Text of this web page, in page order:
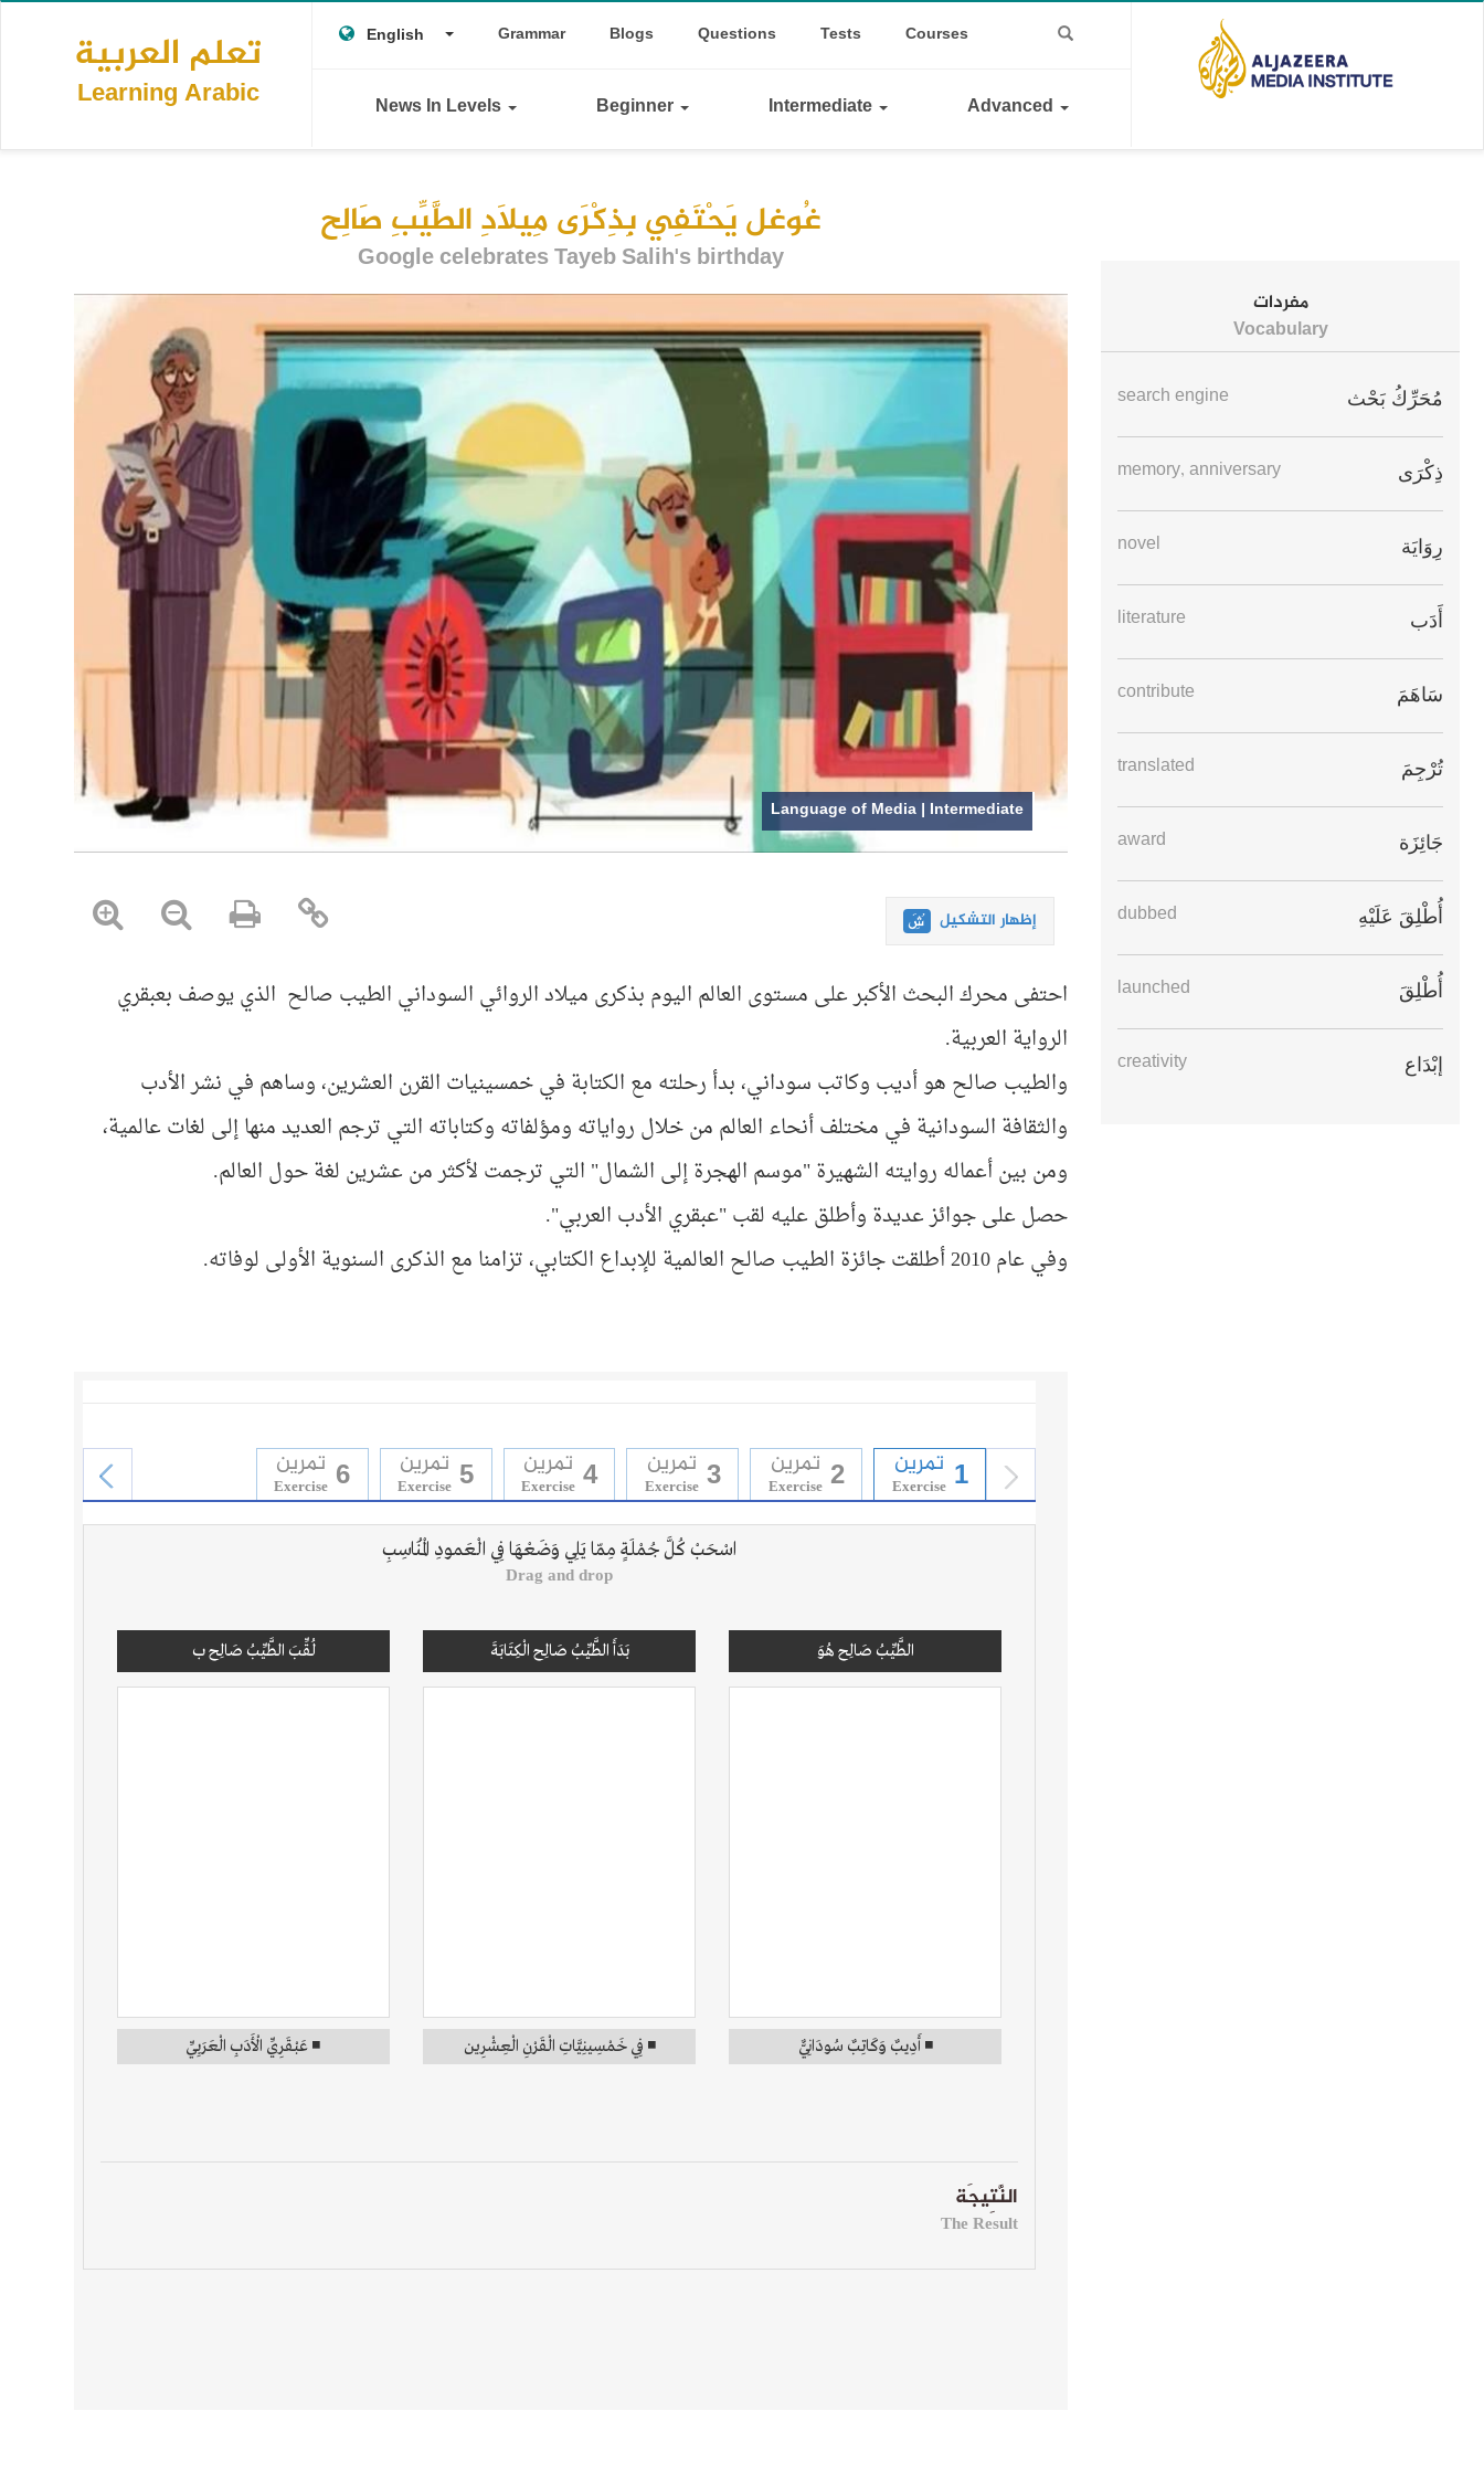
Skip
تعلم العربية
Learning Arabic
English Toggle Dropdown
Top
Grammar Blogs Questions Tests Courses
Main
navigation
News In Levels Beginner Intermediate Advanced
غُوغل يَحْتَفِي بِذِكْرَى مِيلَادِ الطَّيِّبِ صَالِح
Google celebrates Tayeb Salih's birthday
Language of Media | Intermediate
إظهار التشكيل
احتفى محرك البحث الأكبر على مستوى العالم اليوم بذكرى ميلاد الروائي السوداني الطيب صالح الذي يوصف بعبقري
الرواية العربية.
والطيب صالح هو أديب وكاتب سوداني، بدأ رحلته مع الكتابة في خمسينيات القرن العشرين، وساهم في نشر الأدب
والثقافة السودانية في مختلف أنحاء العالم من خلال رواياته ومؤلفاته وكتاباته التي ترجم العديد منها إلى لغات عالمية،
ومن بين أعماله روايته الشهيرة "موسم الهجرة إلى الشمال" التي ترجمت لأكثر من عشرين لغة حول العالم.
حصل على جوائز عديدة وأطلق عليه لقب "عبقري الأدب العربي".
وفي عام 2010 أطلقت جائزة الطيب صالح العالمية للإبداع الكتابي، تزامنا مع الذكرى السنوية الأولى لوفاته.
مفردات
Vocabulary
مُحَرِّكُ بَحْث search engine
ذِكْرَى memory, anniversary
رِوَايَة novel
أَدَب literature
سَاهَمَ contribute
تُرْجِمَ translated
جَائِزَة award
أُطْلِقَ عَلَيْهِ dubbed
أُطْلِقَ launched
إبْدَاع creativity